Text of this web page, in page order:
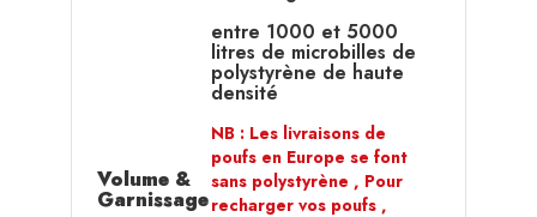
Volume &
Garnissage
entre 1000 et 5000
litres de microbilles de
polystyrène de haute
densité
NB : Les livraisons de
poufs en Europe se font
sans polystyrène , Pour
recharger vos poufs ,